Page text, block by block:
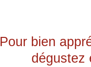
Pour bien
dégustez